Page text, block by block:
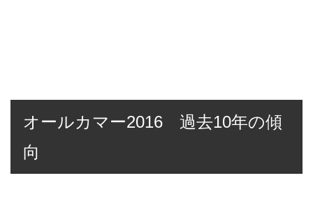
オールカマー2016 過去10年の傾
向